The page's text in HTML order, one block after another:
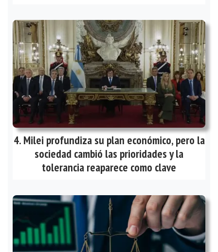
Milei profundiza su plan económico, pero la
sociedad cambió las prioridades y la
tolerancia reaparece como clave